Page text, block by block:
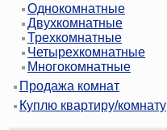
Однокомнатные
Двухкомнатные
Трехкомнатные
Четырехкомнатные
Многокомнатные
Продажа комнат
Куплю квартиру/комнату